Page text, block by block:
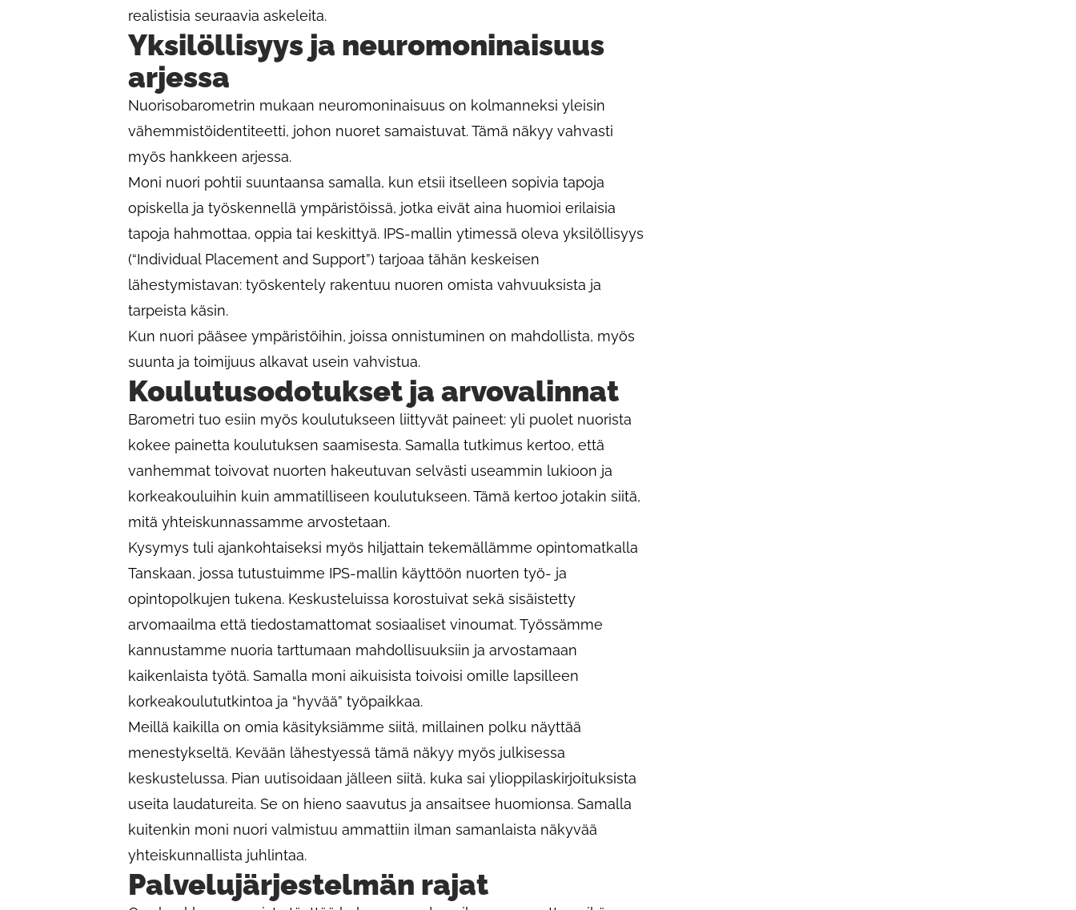
realistisia seuraavia askeleita.
Yksilöllisyys ja neuromoninaisuus
arjessa
Nuorisobarometrin mukaan neuromoninaisuus on kolmanneksi yleisin
vähemmistöidentiteetti, johon nuoret samaistuvat. Tämä näkyy vahvasti
myös hankkeen arjessa.
Moni nuori pohtii suuntaansa samalla, kun etsii itselleen sopivia tapoja
opiskella ja työskennellä ympäristöissä, jotka eivät aina huomioi erilaisia
tapoja hahmottaa, oppia tai keskittyä. IPS-mallin ytimessä oleva yksilöllisyys
(“Individual Placement and Support”) tarjoaa tähän keskeisen
lähestymistavan: työskentely rakentuu nuoren omista vahvuuksista ja
tarpeista käsin.
Kun nuori pääsee ympäristöihin, joissa onnistuminen on mahdollista, myös
suunta ja toimijuus alkavat usein vahvistua.
Koulutusodotukset ja arvovalinnat
Barometri tuo esiin myös koulutukseen liittyvät paineet: yli puolet nuorista
kokee painetta koulutuksen saamisesta. Samalla tutkimus kertoo, että
vanhemmat toivovat nuorten hakeutuvan selvästi useammin lukioon ja
korkeakouluihin kuin ammatilliseen koulutukseen. Tämä kertoo jotakin siitä,
mitä yhteiskunnassamme arvostetaan.
Kysymys tuli ajankohtaiseksi myös hiljattain tekemällämme opintomatkalla
Tanskaan, jossa tutustuimme IPS-mallin käyttöön nuorten työ- ja
opintopolkujen tukena. Keskusteluissa korostuivat sekä sisäistetty
arvomaailma että tiedostamattomat sosiaaliset vinoumat. Työssämme
kannustamme nuoria tarttumaan mahdollisuuksiin ja arvostamaan
kaikenlaista työtä. Samalla moni aikuisista toivoisi omille lapsilleen
korkeakoulututkintoa ja “hyvää” työpaikkaa.
Meillä kaikilla on omia käsityksiämme siitä, millainen polku näyttää
menestykseltä. Kevään lähestyessä tämä näkyy myös julkisessa
keskustelussa. Pian uutisoidaan jälleen siitä, kuka sai ylioppilaskirjoituksista
useita laudatureita. Se on hieno saavutus ja ansaitsee huomionsa. Samalla
kuitenkin moni nuori valmistuu ammattiin ilman samanlaista näkyvää
yhteiskunnallista juhlintaa.
Palvelujärjestelmän rajat